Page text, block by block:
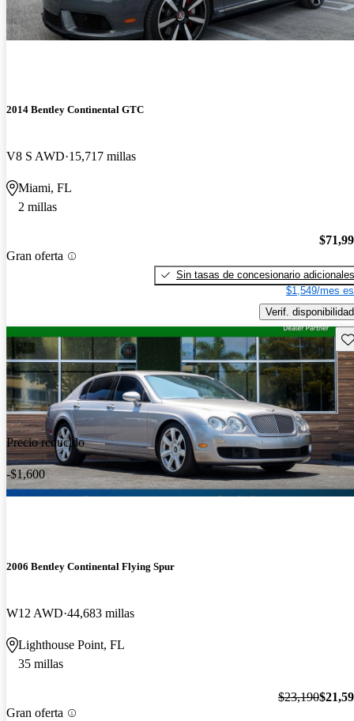
2014 Bentley Continental GTC
V8 S AWD 15,717 millas
Miami, FL
2 millas
Gran oferta
Sin tasas de concesionario adicionales
$1,549/mes
Verif. disponibilidad
Precio reducido
-$1,600
2006 Bentley Continental Flying Spur
W12 AWD 44,683 millas
Lighthouse Point, FL
35 millas
Gran oferta
$23,190